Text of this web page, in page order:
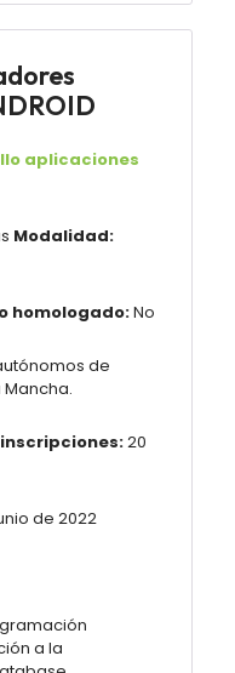
aplicaciones
Modalidad:
homologado:No
de
20
de 2022
a la